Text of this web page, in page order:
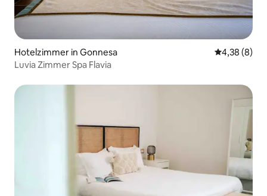
Hotelzimmer in Gonnesa
4,38 (8)
Luvia Zimmer Spa Flavia